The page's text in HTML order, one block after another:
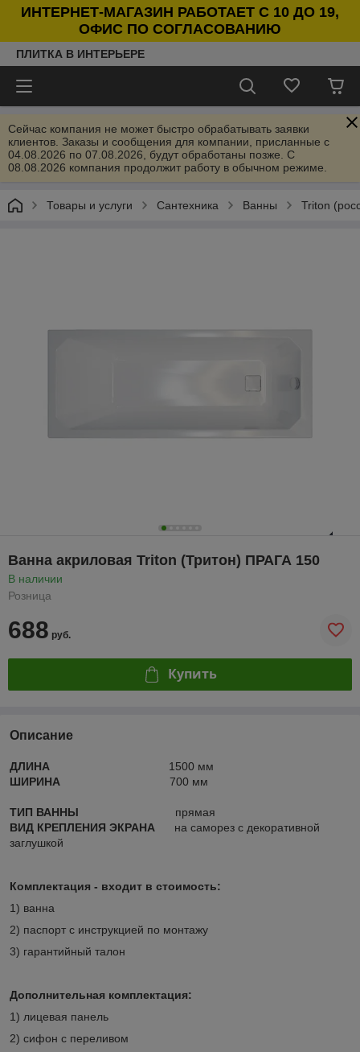
ИНТЕРНЕТ-МАГАЗИН РАБОТАЕТ С 10 ДО 19,
ОФИС ПО СОГЛАСОВАНИЮ
ПЛИТКА В ИНТЕРЬЕРЕ
Сейчас компания не может быстро обрабатывать заявки
клиентов. Заказы и сообщения для компании, присланные с
04.08.2026 по 07.08.2026, будут обработаны позже. С
08.08.2026 компания продолжит работу в обычном режиме.
Товары и услуги Сантехника Ванны Triton
Ванна акриловая Triton (Тритон) ПРАГА 150
В наличии
Розница
688 руб.
Купить
Описание
ДЛИНА 1500 мм
ШИРИНА 700 мм
ТИП ВАННЫ
прямая
ВИД КРЕПЛЕНИЯ ЭКРАНА на саморез с декоративной
заглушкой
Комплектация - входит в стоимость:
1) ванна
2) паспорт с инструкцией по монтажу
3) гарантийный талон
Дополнительная комплектация:
1) лицевая панель
2) сифон с переливом